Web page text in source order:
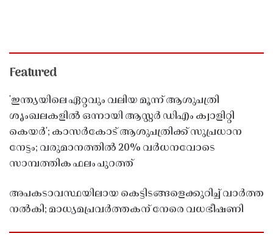
Featured
'ഇന്ത്യയിലെ ഏറ്റവും വലിയ മൂന്ന് ആശുപത്രി
ശൃംഖലകളിൽ ഒന്നായി ആസ്റ്റർ ഡിഎം ക്വാളിറ്റി
കെയർ'; കാസർകോട് ആശുപത്രിക്ക് സുപ്രധാന
നേട്ടം; വരുമാനത്തിൽ 20% വർധനവോടെ
സാമ്പത്തിക ഫലം പുറത്ത്
അപകടാവസ്ഥയിലായ കെട്ടിടങ്ങളെക്കുറിച്ച് വാർത്ത
നൽകി; മാധ്യമപ്രവർത്തകന് നേരെ വധഭീഷണി